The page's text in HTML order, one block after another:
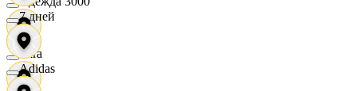
Zara
7 дней
Adidas